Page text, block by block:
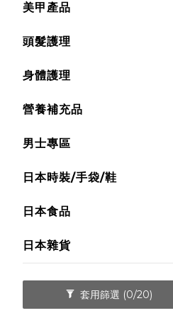
美甲產品
頭髮護理
身體護理
營養補充品
男士專區
日本時裝/手袋/鞋
日本食品
日本雜貨
套用篩選 (0/20)